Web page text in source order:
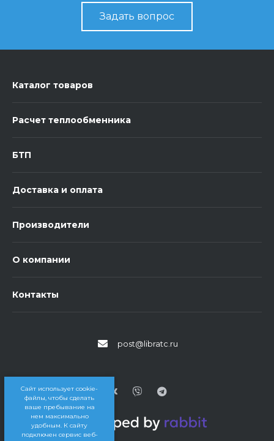
Сайт использует cookie-
файлы, чтобы сделать
ваше пребывание на
нем максимально
удобным. К cайту
подключен сервис веб-
Задать вопрос
Каталог товаров
Расчет теплообменника
БТП
Доставка и оплата
Производители
О компании
Контакты
post@libratc.ru